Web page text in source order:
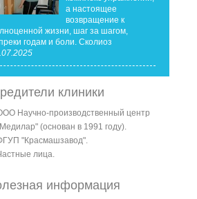
а настоящее
возвращение к
жизни, шаг за шагом,
годам и боли. Сколиоз
клиники
Научно-производственный центр
(основан в 1991 году).
"Красмашзавод".
лица.
информация